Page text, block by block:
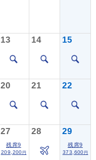
13 14 15
20 21 22
27
残席9
209,200 円
28 29
残席9
373,600 円